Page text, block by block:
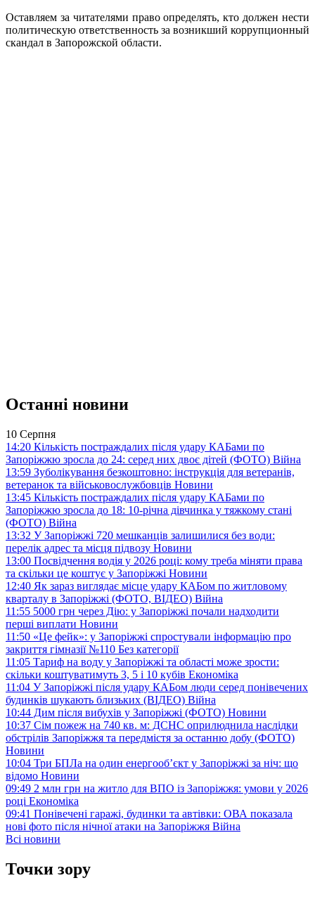
Оставляем за читателями право определять, кто должен нести
политическую ответственность за возникший коррупционный
скандал в Запорожской области.
Останні новини
10 Серпня
14:20 Кількість постраждалих після удару КАБами по
Запоріжжю зросла до 24: серед них двоє дітей (ФОТО) Війна
13:59 Зуболікування безкоштовно: інструкція для ветеранів,
ветеранок та військовослужбовців Новини
13:45 Кількість постраждалих після удару КАБами по
Запоріжжю зросла до 18: 10-річна дівчинка у тяжкому стані
(ФОТО) Війна
13:32 У Запоріжжі 720 мешканців залишилися без води:
перелік адрес та місця підвозу Новини
13:00 Посвідчення водія у 2026 році: кому треба міняти права
та скільки це коштує у Запоріжжі Новини
12:40 Як зараз виглядає місце удару КАБом по житловому
кварталу в Запоріжжі (ФОТО, ВІДЕО) Війна
11:55 5000 грн через Дію: у Запоріжжі почали надходити
перші виплати Новини
11:50 «Це фейк»: у Запоріжжі спростували інформацію про
закриття гімназії №110 Без категорії
11:05 Тариф на воду у Запоріжжі та області може зрости:
скільки коштуватимуть 3, 5 і 10 кубів Економіка
11:04 У Запоріжжі після удару КАБом люди серед понівечених
будинків шукають близьких (ВІДЕО) Війна
10:44 Дим після вибухів у Запоріжжі (ФОТО) Новини
10:37 Сім пожеж на 740 кв. м: ДСНС оприлюднила наслідки
обстрілів Запоріжжя та передмістя за останню добу (ФОТО)
Новини
10:04 Три БПЛа на один енергооб’єкт у Запоріжжі за ніч: що
відомо Новини
09:49 2 млн грн на житло для ВПО із Запоріжжя: умови у 2026
році Економіка
09:41 Понівечені гаражі, будинки та автівки: ОВА показала
нові фото після нічної атаки на Запоріжжя Війна
Всі новини
Точки зору